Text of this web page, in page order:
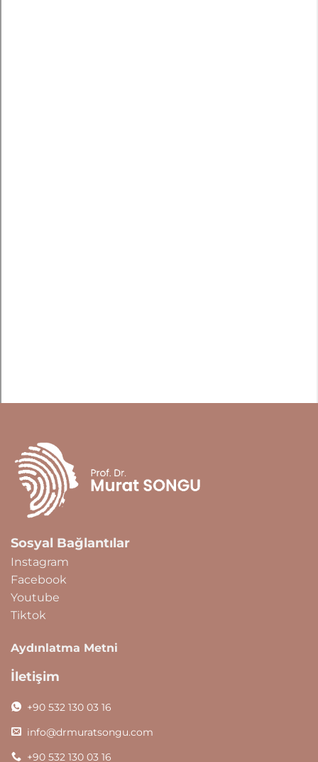
Sosyal Bağlantılar
Instagram
Facebook
Youtube
Tiktok
Aydınlatma Metni
İletişim
+90 532 130 03 16
info@drmuratsongu.com
+90 532 130 03 16